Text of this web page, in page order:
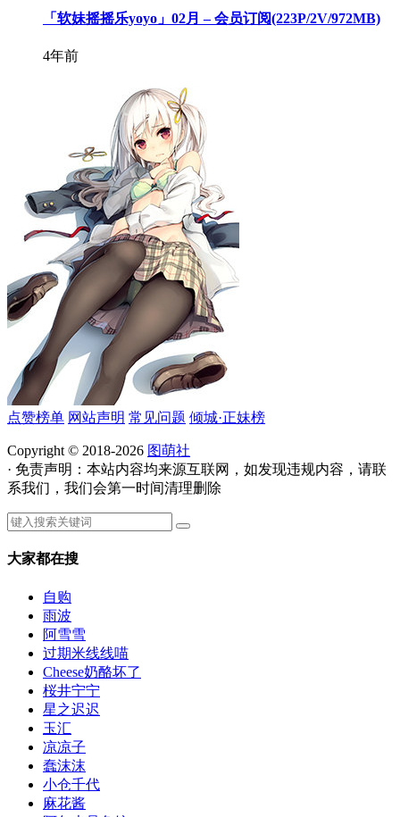
「软妹摇摇乐yoyo」02月 – 会员订阅(223P/2V/972MB)
4年前
点赞榜单 网站声明 常见问题 倾城·正妹榜
Copyright © 2018-2026 图萌社
· 免责声明：本站内容均来源互联网，如发现违规内容，请联
系我们，我们会第一时间清理删除
大家都在搜
自购
雨波
阿雪雪
过期米线线喵
Cheese奶酪坏了
桜井宁宁
星之迟迟
玉汇
凉凉子
蠢沫沫
小仓千代
麻花酱